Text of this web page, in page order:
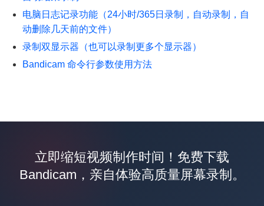
电脑日志记录功能（24小时/365日录制，自动录制，自
动删除几天前的文件）
录制双显示器（也可以录制更多个显示器）
Bandicam 命令行参数使用方法
立即缩短视频制作时间！免费下载
Bandicam，亲自体验高质量屏幕录制。